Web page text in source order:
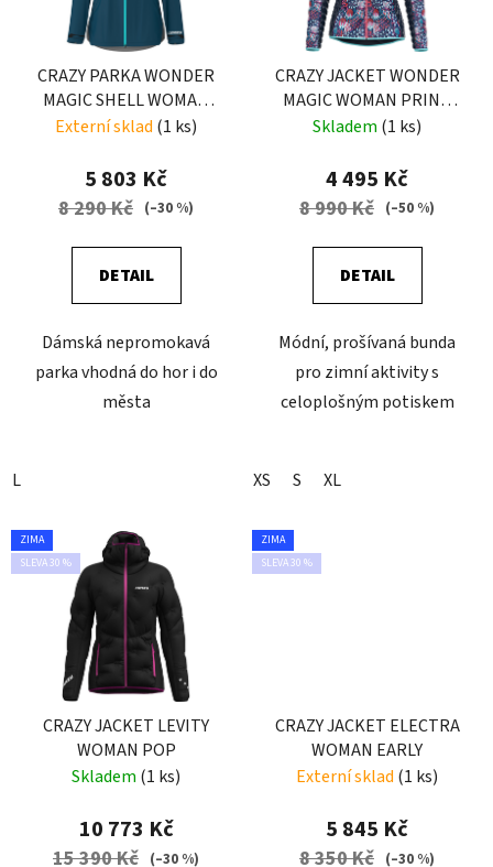
CRAZY PARKA WONDER
MAGIC SHELL WOMAN
EARLY
Externí sklad (1 ks)
5 803 Kč
8 290 Kč (–30 %)
DETAIL
Dámská nepromokavá
parka vhodná do hor i do
města
L
CRAZY JACKET WONDER
MAGIC WOMAN PRINT
LEILA BLUE
Skladem (1 ks)
4 495 Kč
8 990 Kč (–50 %)
DETAIL
Módní, prošívaná bunda
pro zimní aktivity s
celoplošným potiskem
XS S XL
ZIMA
SLEVA 30 %
CRAZY JACKET LEVITY
WOMAN POP
Skladem (1 ks)
10 773 Kč
15 390 Kč (–30 %)
ZIMA
SLEVA 30 %
CRAZY JACKET ELECTRA
WOMAN EARLY
Externí sklad (1 ks)
5 845 Kč
8 350 Kč (–30 %)